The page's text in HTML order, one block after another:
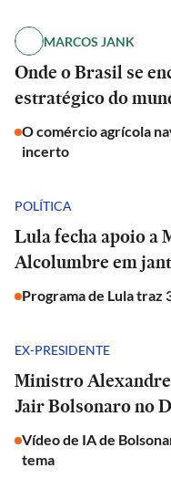
MARCOS JANK
Onde o Brasil se
estratégico do
O comércio agrícola
incerto
POLÍTICA
Lula fecha apoio a
Alcolumbre em
Programa de Lula traz
EX-PRESIDENTE
Ministro Alexandre
Jair Bolsonaro no
Vídeo de IA de
tema